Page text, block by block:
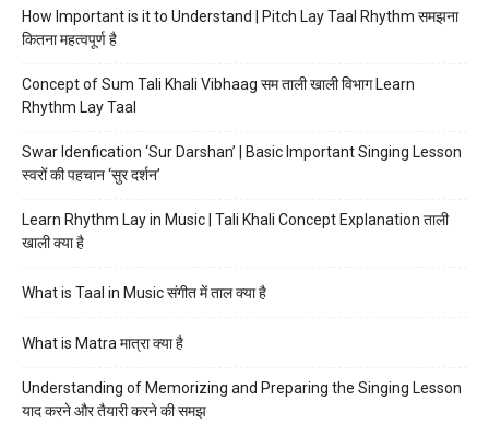
How Important is it to Understand | Pitch Lay Taal Rhythm समझना
कितना महत्वपूर्ण है
Concept of Sum Tali Khali Vibhaag सम ताली खाली विभाग Learn
Rhythm Lay Taal
Swar Idenfication ‘Sur Darshan’ | Basic Important Singing Lesson
स्वरों की पहचान ‘सुर दर्शन’
Learn Rhythm Lay in Music | Tali Khali Concept Explanation ताली
खाली क्या है
What is Taal in Music संगीत में ताल क्या है
What is Matra मात्रा क्या है
Understanding of Memorizing and Preparing the Singing Lesson
याद करने और तैयारी करने की समझ